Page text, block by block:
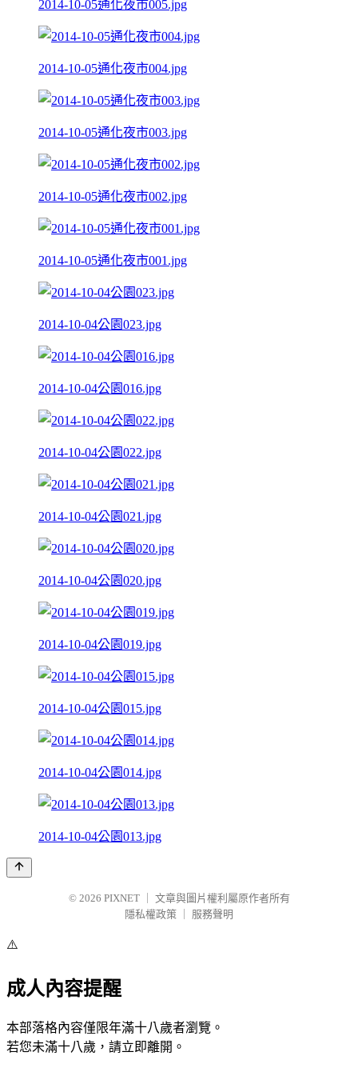
2014-10-05通化夜市005.jpg
2014-10-05通化夜市004.jpg
2014-10-05通化夜市003.jpg
2014-10-05通化夜市002.jpg
2014-10-05通化夜市001.jpg
2014-10-04公園023.jpg
2014-10-04公園016.jpg
2014-10-04公園022.jpg
2014-10-04公園021.jpg
2014-10-04公園020.jpg
2014-10-04公園019.jpg
2014-10-04公園015.jpg
2014-10-04公園014.jpg
2014-10-04公園013.jpg
© 2026 PIXNET
文章與圖片權利屬原作者所有
隱私權政策
服務聲明
⚠️
成人內容提醒
本部落格內容僅限年滿十八歲者瀏覽。
若您未滿十八歲，請立即離開。